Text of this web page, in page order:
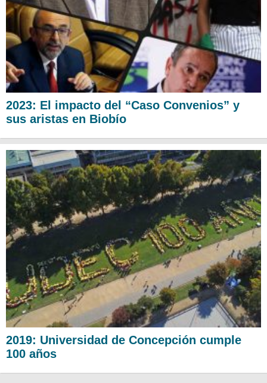
2023: El impacto del “Caso Convenios” y
sus aristas en Biobío
2019: Universidad de Concepción cumple
100 años